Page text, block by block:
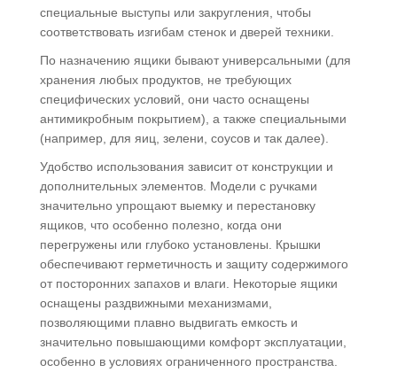
специальные выступы или закругления, чтобы
соответствовать изгибам стенок и дверей техники.
По назначению ящики бывают универсальными (для
хранения любых продуктов, не требующих
специфических условий, они часто оснащены
антимикробным покрытием), а также специальными
(например, для яиц, зелени, соусов и так далее).
Удобство использования зависит от конструкции и
дополнительных элементов. Модели с ручками
значительно упрощают выемку и перестановку
ящиков, что особенно полезно, когда они
перегружены или глубоко установлены. Крышки
обеспечивают герметичность и защиту содержимого
от посторонних запахов и влаги. Некоторые ящики
оснащены раздвижными механизмами,
позволяющими плавно выдвигать емкость и
значительно повышающими комфорт эксплуатации,
особенно в условиях ограниченного пространства.